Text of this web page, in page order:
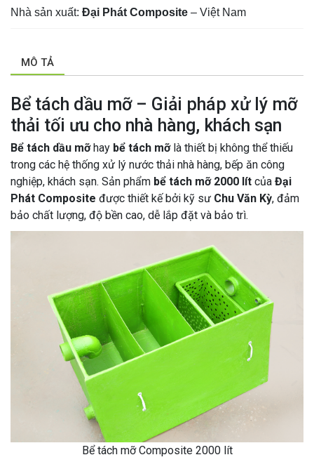
Nhà sản xuất: Đại Phát Composite – Việt Nam
MÔ TẢ
Bể tách dầu mỡ – Giải pháp xử lý mỡ
thải tối ưu cho nhà hàng, khách sạn
Bể tách dầu mỡhay bể tách mỡlà thiết bị không thể thiếu
trong các hệ thống xử lý nước thải nhà hàng, bếp ăn công
nghiệp, khách sạn. Sản phẩm bể tách mỡ 2000 lít của Đại
Phát Composite được thiết kế bởi kỹ sư Chu Văn Kỳ, đảm
bảo chất lượng, độ bền cao, dễ lắp đặt và bảo trì.
Bể tách mỡ Composite 2000 lít